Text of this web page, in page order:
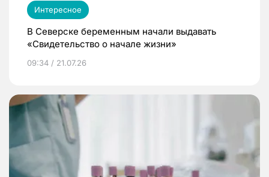
Интересное
В Северске беременным начали выдавать
«Свидетельство о начале жизни»
09:34 / 21.07.26